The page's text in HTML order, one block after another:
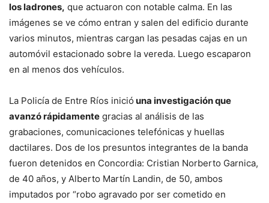
los ladrones, que actuaron con notable calma. En las
imágenes se ve cómo entran y salen del edificio durante
varios minutos, mientras cargan las pesadas cajas en un
automóvil estacionado sobre la vereda. Luego escaparon
en al menos dos vehículos.
La Policía de Entre Ríos inició una investigación que
avanzó rápidamente gracias al análisis de las
grabaciones, comunicaciones telefónicas y huellas
dactilares. Dos de los presuntos integrantes de la banda
fueron detenidos en Concordia: Cristian Norberto Garnica,
de 40 años, y Alberto Martín Landin, de 50, ambos
imputados por “robo agravado por ser cometido en